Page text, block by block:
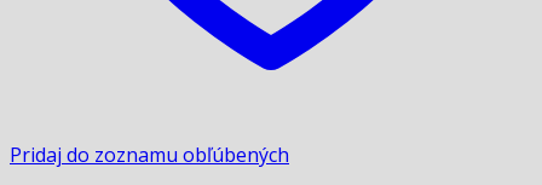
Pridaj do zoznamu obľúbených